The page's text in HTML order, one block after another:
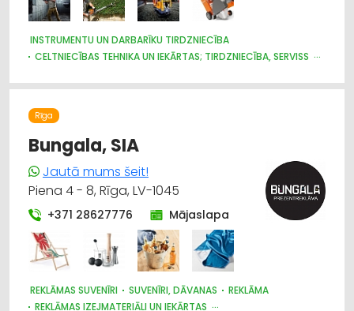
INSTRUMENTU UN DARBARĪKU TIRDZNIECĪBA
CELTNIECĪBAS TEHNIKA UN IEKĀRTAS; TIRDZNIECĪBA, SERVISS
CELTNIECĪBAS TEHNIKA UN IEKĀRTAS; NOMA
NOMA
INSTRUMENTU UN DARBARĪKU LABOŠANA, SERVISS
Rīga
Bungala, SIA
Jautā mums šeit!
Piena 4 - 8, Rīga, LV-1045
+371 28627776 Mājaslapa
REKLĀMAS SUVENĪRI SUVENĪRI, DĀVANAS
REKLĀMA
REKLĀMAS IZEJMATERIĀLI UN IEKĀRTAS